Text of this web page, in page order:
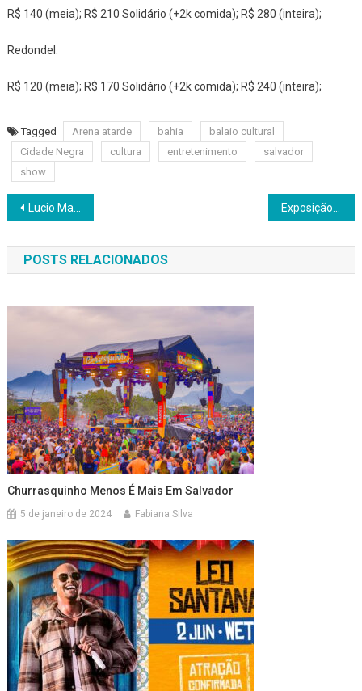
R$ 140 (meia); R$ 210 Solidário (+2k comida); R$ 280 (inteira);
Redondel:
R$ 120 (meia); R$ 170 Solidário (+2k comida); R$ 240 (inteira);
Tagged Arena atarde bahia
balaio cultural
Cidade Negra
cultura entretenimento
salvador
show
Navegação
de
Post
Lucio Mauro Rebento e Bruno Mazzeo no Teatro SESC Mansão do Transacção, em Salvador
POSTS RELACIONADOS
Churrasquinho Menos É Mais Em Salvador
5 de janeiro de 2024 Fabiana Silva